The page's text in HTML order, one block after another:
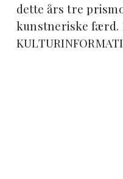
dette års tre
kunstneriske færd.